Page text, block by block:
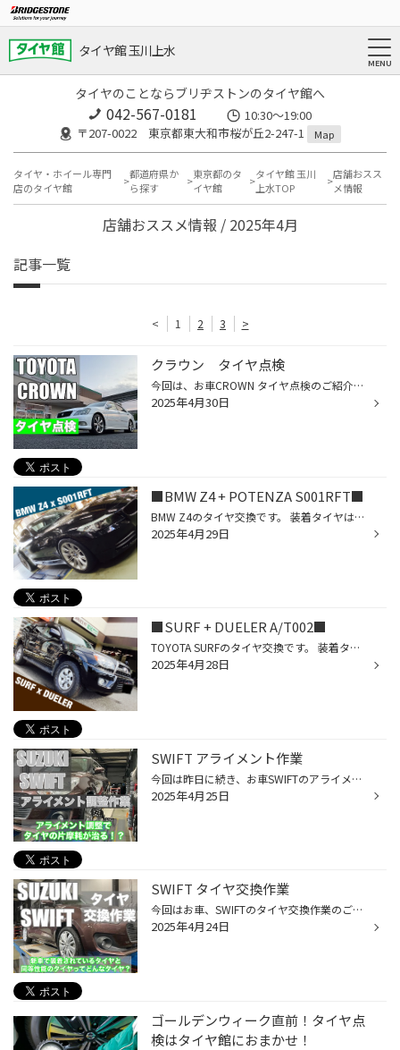
タイヤ館 玉川上水
タイヤのことならブリヂストンのタイヤ館へ
042-567-0181
10:30～19:00
〒207-0022 東京都東大和市桜が丘2-247-1
Map
タイヤ・ホイール専門
店のタイヤ館
都道府県か
ら探す
東京都のタ
イヤ館
タイヤ館 玉川
上水TOP
店舗おスス
メ情報
店舗おススメ情報 / 2025年4月
記事一覧
< 1 2 3 >
クラウン タイヤ点検
今回は、お車CROWN タイヤ点検のご紹介。 当店では、お車のタイヤ点検を承っております。 走行しているとエアーが低下してしまったり、パンクしてしまったりなど起こったりしてしまいます。 エアーが少し抜けているだけだと、目視で分からない場合もございますので、定期的なタイヤ点検をおすすめい...
2025年4月30日
■BMW Z4 + POTENZA S001RFT■
BMW Z4のタイヤ交換です。 装着タイヤはPOTENZA S001RFT 245/40R18 純正は前後異径サイズですが前後共通サイズに変換しご使用されていましたので、継続してこのサイズをご案内。 大きな外径差やロードインデックスの変更はお断りしておりますが許容範囲内でしたので、共通サイズ化によって”ローテー...
2025年4月29日
■SURF + DUELER A/T002■
TOYOTA SURFのタイヤ交換です。 装着タイヤはDUELER ALL-TERRAIN A/T002 265/70R16 こちらはブリヂストンタイヤオンラインストアでのご購入商品。 ブリヂストンタイヤオンラインストアでのご購入商品は店舗への直送が可能です。 ホワイトレターが力強いですね。 また、こちらはスペアタイヤまでを含...
2025年4月28日
SWIFT アライメント作業
今回は昨日に続き、お車SWIFTのアライメント調整作業のご案内。 お客様から「タイヤ購入してから1年程度しか経ってないんだけどタイヤの外側部分だけがワイヤー見えて減っている」、「こないだタイヤの溝を見たら内側のタイヤだけ減っていた」などといったお問合せをいただきます。 →アライメントの...
2025年4月25日
SWIFT タイヤ交換作業
今回はお車、SWIFTのタイヤ交換作業のご紹介。 溝が少なくなり、ひび割れも発生しており、交換時期を迎えていた為、新しいタイヤへご交換作業を承りました。(このような状態でした。) 今回、新しく選んでいただいたタイヤは「BRIDGESTONE ECOPIA NH200C」です！ こちらのタイヤは、低燃費性能とラ...
2025年4月24日
ゴールデンウィーク直前！タイヤ点
検はタイヤ館におまかせ！